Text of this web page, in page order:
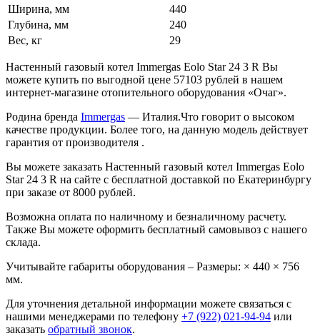
Ширина, мм
440
Глубина, мм
240
Вес, кг
29
Настенный газовый котел Immergas Eolo Star 24 3 R Вы
можете купить по выгодной цене 57103 рублей в нашем
интернет-магазине отопительного оборудования «Очаг».
Родина бренда Immergas — Италия.Что говорит о высоком
качестве продукции. Более того, на данную модель действует
гарантия от производителя .
Вы можете заказать Настенный газовый котел Immergas Eolo
Star 24 3 R на сайте с бесплатной доставкой по Екатеринбургу
при заказе от 8000 рублей.
Возможна оплата по наличному и безналичному расчету.
Также Вы можете оформить бесплатный самовывоз с нашего
склада.
Учитывайте габариты оборудования – Размеры: × 440 × 756
мм.
Для уточнения детальной информации можете связаться с
нашими менеджерами по телефону +7 (922) 021-94-94 или
заказать обратный звонок.